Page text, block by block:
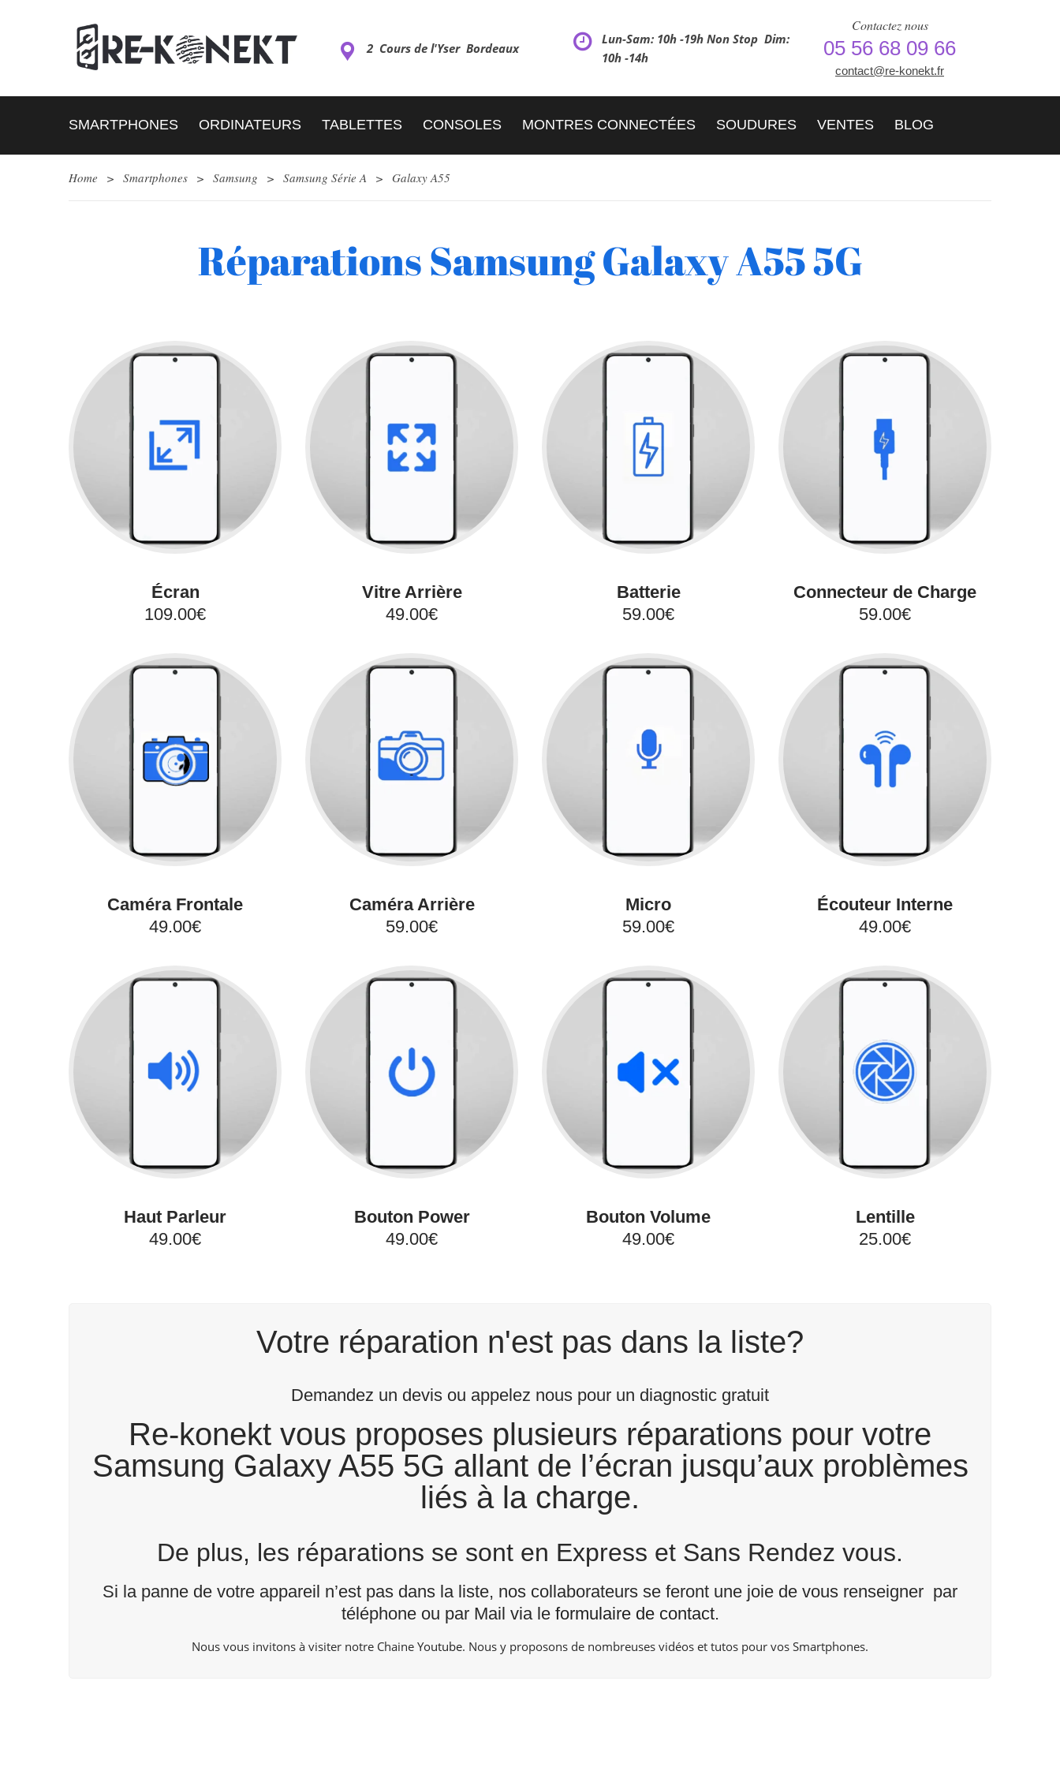
2 Cours de l'Yser Bordeaux
Lun-Sam: 10h -19h Non Stop Dim:
10h -14h
Contactez nous
05 56 68 09 66
contact@re-konekt.fr
SMARTPHONES ORDINATEURS TABLETTES CONSOLES MONTRES CONNECTÉES SOUDURES VENTES BLOG
Home > Smartphones > Samsung > Samsung Série A > Galaxy A55
Réparations Samsung Galaxy A55 5G
Écran
109.00€
Vitre Arrière
49.00€
Batterie
59.00€
Connecteur de Charge
59.00€
Caméra Frontale
49.00€
Caméra Arrière
59.00€
Micro
59.00€
Écouteur Interne
49.00€
Haut Parleur
49.00€
Bouton Power
49.00€
Bouton Volume
49.00€
Lentille
25.00€
Votre réparation n'est pas dans la liste?
Demandez un devis ou appelez nous pour un diagnostic gratuit
Re-konekt vous proposes plusieurs réparations pour votre
Samsung Galaxy A55 5G allant de l’écran jusqu’aux problèmes
liés à la charge.
De plus, les réparations se sont en Express et Sans Rendez vous.
Si la panne de votre appareil n’est pas dans la liste, nos collaborateurs se feront une joie de vous renseigner par
téléphone ou par Mail via le formulaire de contact.
Nous vous invitons à visiter notre Chaine Youtube. Nous y proposons de nombreuses vidéos et tutos pour vos Smartphones.